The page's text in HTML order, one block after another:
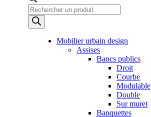
Recherche
de
produits
Mobilier urbain design
Assises
Bancs publics
Droit
Courbe
Modulable
Double
Sur muret
Banquettes